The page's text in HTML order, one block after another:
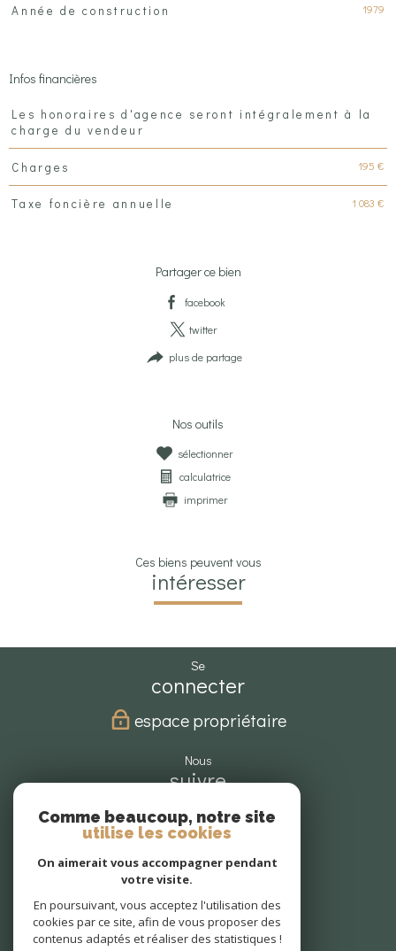
Année de construction 1979
Infos financières
Caractéristiques Valeurs
Les honoraires d'agence seront intégralement à la
charge du vendeur
Charges 195 €
Taxe foncière annuelle 1 083 €
Partager ce bien
facebook
twitter
plus de partage
Nos outils
sélectionner
calculatrice
imprimer
Ces biens peuvent vous
intéresser
se
connecter
espace propriétaire
nous
suivre
nous
adhérons
Comme beaucoup, notre site
utilise les cookies
On aimerait vous accompagner pendant
votre visite.
En poursuivant, vous acceptez l'utilisation des
cookies par ce site, afin de vous proposer des
contenus adaptés et réaliser des statistiques !